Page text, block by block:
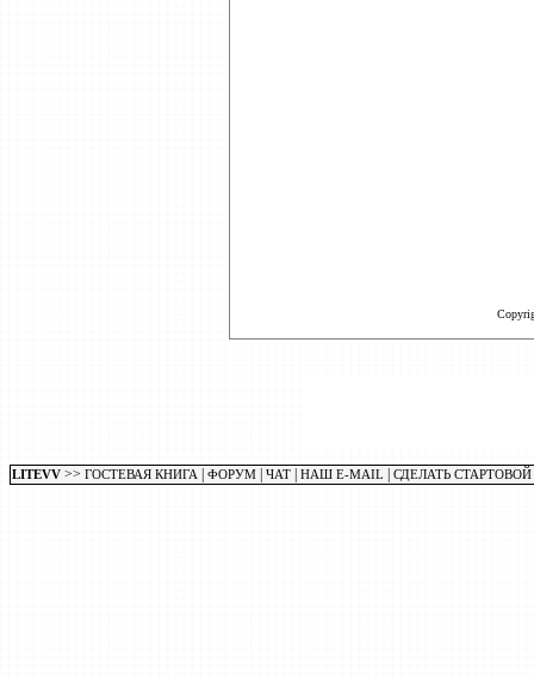
LITEVV >> ГОСТЕВАЯ КНИГА ФОРУМ ЧАТ НАШ E-MAIL СДЕЛАТЬ СТАРТОВОЙ